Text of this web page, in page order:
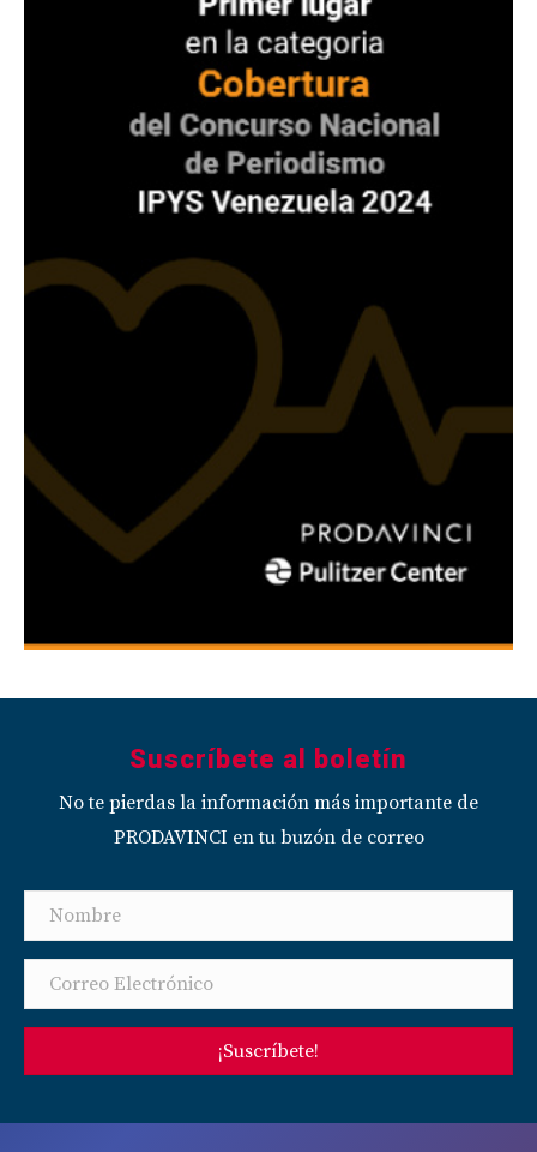
Suscríbete al boletín
No te pierdas la información más importante de
PRODAVINCI en tu buzón de correo
¡Suscríbete!